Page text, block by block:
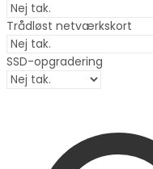
Trådløst netværkskort
SSD-opgradering